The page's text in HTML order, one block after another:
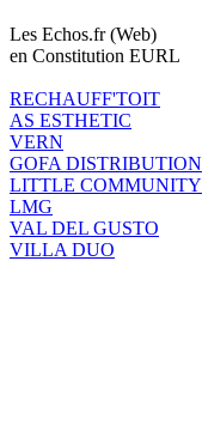
Les Echos.fr (Web)
en Constitution EURL
RECHAUFF'TOIT
AS ESTHETIC
VERN
GOFA DISTRIBUTION
LITTLE COMMUNITY
LMG
VAL DEL GUSTO
VILLA DUO